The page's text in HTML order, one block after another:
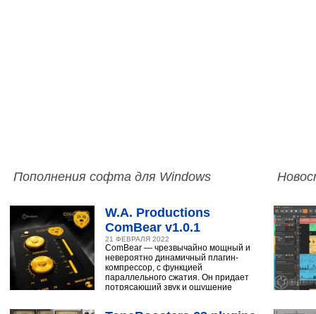
Пополнения софта для Windows
W.A. Productions
ComBear v1.0.1
21 ФЕВРАЛЯ 2022
ComBear — чрезвычайно мощный и
невероятно динамичный плагин-
компрессор, с функцией
параллельного сжатия. Он придает
потрясающий звук и ощущение